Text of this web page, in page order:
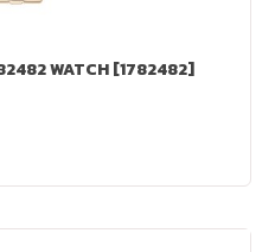
WATCH [1782482]